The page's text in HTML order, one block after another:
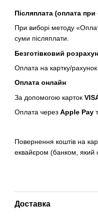
Післяплата (оплата при
При виборі методу
суми післяплати.
Безготівковий
Оплата на картку/
Оплата онлайн
За допомогою карток
Оплата через Apple Pay
Повернення коштів на
еквайєром (банком, який
Доставка